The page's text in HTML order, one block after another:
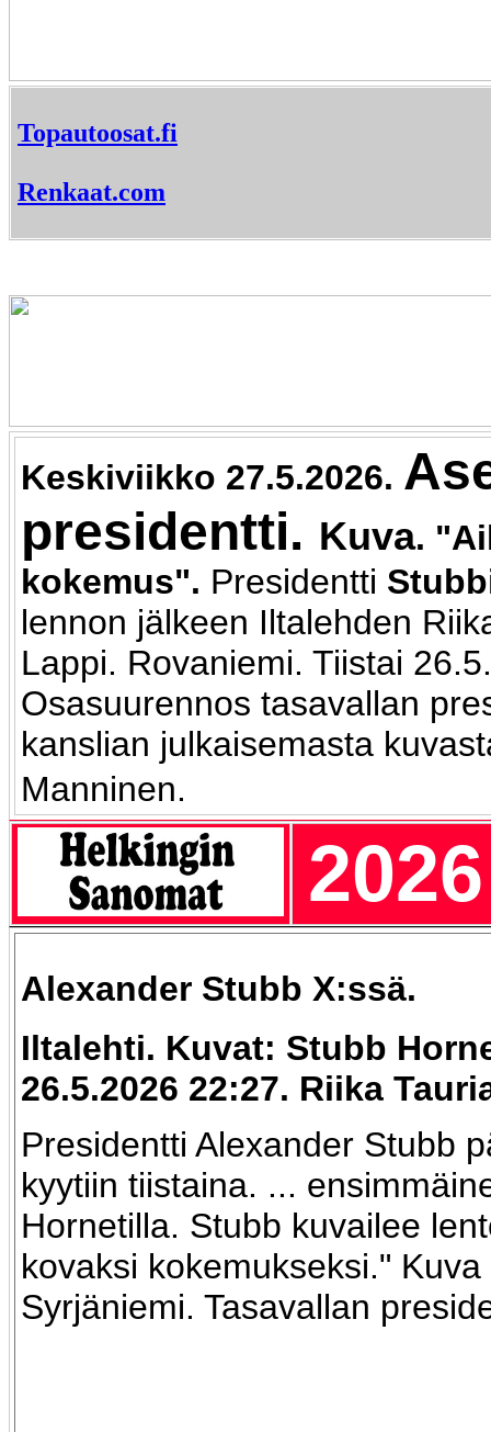
Topautoosat.fi
Renkaat.com
Keskiviikko 27.5.2026.
presidentti. Kuva.
kokemus". Presidentti
lennon jälkeen Iltalehden
Lappi. Rovaniemi. Tiistai
Osasuurennos tasavallan
kanslian julkaisemasta
Manninen.
2026
Alexander Stubb X:ssä.
Iltalehti. Kuvat: Stubb
26.5.2026 22:27. Riika
Presidentti Alexander Stubb
kyytiin tiistaina. ...
Hornetilla. Stubb kuvailee
kovaksi kokemukseksi." Kuva
Syrjäniemi. Tasavallan